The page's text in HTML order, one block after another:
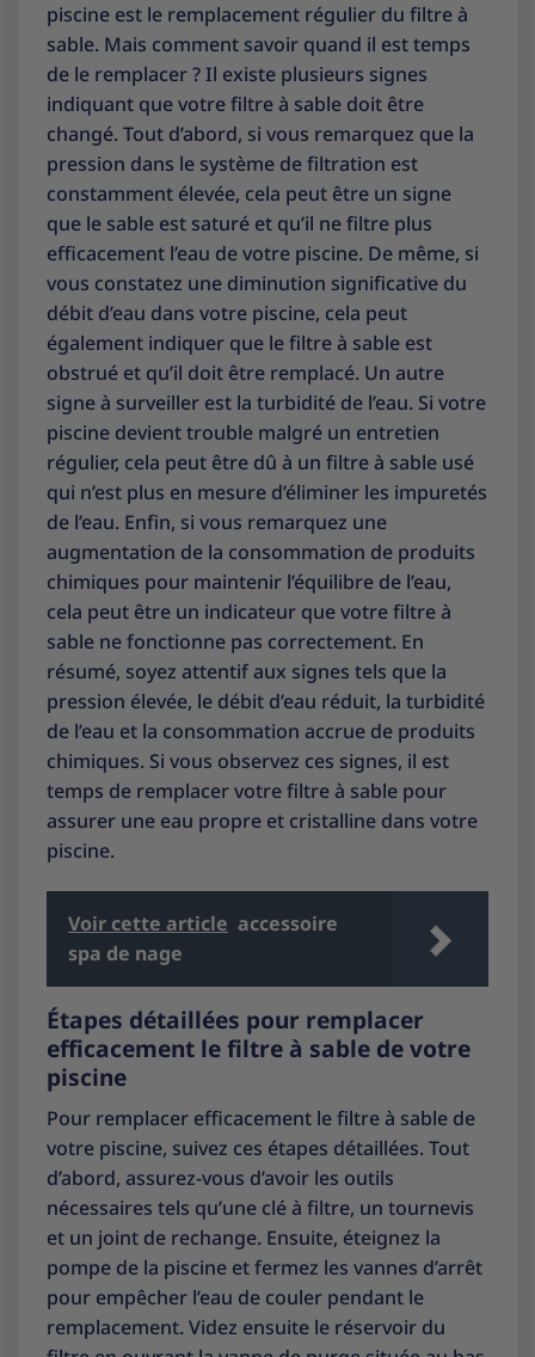
piscine est le remplacement régulier du filtre à
sable. Mais comment savoir quand il est temps
de le remplacer ? Il existe plusieurs signes
indiquant que votre filtre à sable doit être
changé. Tout d’abord, si vous remarquez que la
pression dans le système de filtration est
constamment élevée, cela peut être un signe
que le sable est saturé et qu’il ne filtre plus
efficacement l’eau de votre piscine. De même, si
vous constatez une diminution significative du
débit d’eau dans votre piscine, cela peut
également indiquer que le filtre à sable est
obstrué et qu’il doit être remplacé. Un autre
signe à surveiller est la turbidité de l’eau. Si votre
piscine devient trouble malgré un entretien
régulier, cela peut être dû à un filtre à sable usé
qui n’est plus en mesure d’éliminer les impuretés
de l’eau. Enfin, si vous remarquez une
augmentation de la consommation de produits
chimiques pour maintenir l’équilibre de l’eau,
cela peut être un indicateur que votre filtre à
sable ne fonctionne pas correctement. En
résumé, soyez attentif aux signes tels que la
pression élevée, le débit d’eau réduit, la turbidité
de l’eau et la consommation accrue de produits
chimiques. Si vous observez ces signes, il est
temps de remplacer votre filtre à sable pour
assurer une eau propre et cristalline dans votre
piscine.
Voir cette article accessoire
spa de nage
Étapes détaillées pour remplacer
efficacement le filtre à sable de votre
piscine
Pour remplacer efficacement le filtre à sable de
votre piscine, suivez ces étapes détaillées. Tout
d’abord, assurez-vous d’avoir les outils
nécessaires tels qu’une clé à filtre, un tournevis
et un joint de rechange. Ensuite, éteignez la
pompe de la piscine et fermez les vannes d’arrêt
pour empêcher l’eau de couler pendant le
remplacement. Videz ensuite le réservoir du